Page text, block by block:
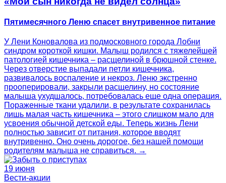
Пятимесячного Леню спасет внутривенное питание
У Лени Коновалова из подмосковного города Лобни
синдром короткой кишки. Малыш родился с тяжелейшей
патологией кишечника – расщелиной в брюшной стенке.
Через отверстие выпадали петли кишечника,
развивалось воспаление и некроз. Леню экстренно
прооперировали, закрыли расщелину, но состояние
малыша ухудшалось, потребовалась еще одна операция.
Пораженные ткани удалили, в результате сохранилась
лишь малая часть кишечника – этого слишком мало для
усвоения обычной детской еды. Теперь жизнь Лени
полностью зависит от питания, которое вводят
внутривенно. Оно очень дорогое, без нашей помощи
родителям малыша не справиться. →
19 июня
Вести-акции